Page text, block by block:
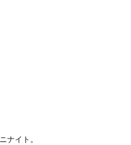
ナイト。